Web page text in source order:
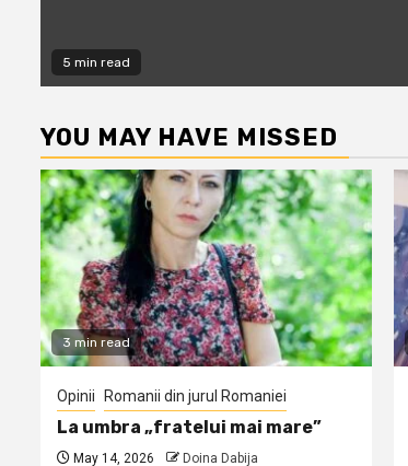
5 min read
YOU MAY HAVE MISSED
3 min read
Opinii Romanii din jurul Romaniei
La umbra „fratelui mai mare”
May 14, 2026 Doina Dabija